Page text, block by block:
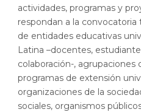
actividades, programas y
respondan a la
de entidades educativas
Latina –docentes,
colaboración-,
programas de extensión
organizaciones de la
sociales, organismos